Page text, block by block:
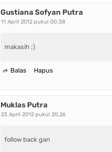
Gustiana Sofyan Putra
11 April 2012 pukul 00.38
makasih ;)
Balas Hapus
Muklas Putra
23 April 2012 pukul 20.26
follow back gan